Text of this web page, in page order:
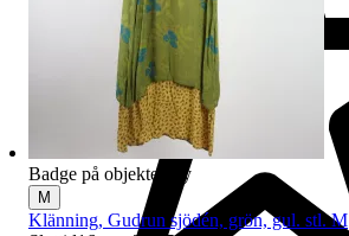
Badge på objektet: Ny
M
Klänning, Gudrun sjödén, grön, gul. stl. M